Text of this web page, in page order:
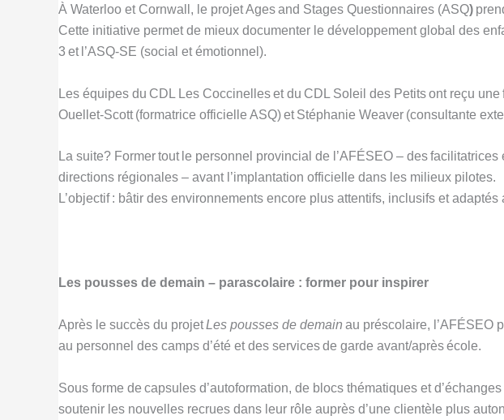
À Waterloo et Cornwall, le projet Ages and Stages Questionnaires (ASQ)
Cette initiative permet de mieux documenter le développement global des
3 et l’ASQ-SE (social et émotionnel).
Les équipes du CDL Les Coccinelles et du CDL Soleil des Petits ont reçu
Ouellet-Scott (formatrice officielle ASQ) et Stéphanie Weaver (consultante
La suite? Former tout le personnel provincial de l’AFÉSEO – des
directions régionales – avant l’implantation officielle dans les milieux pilotes.
L’objectif : bâtir des environnements encore plus attentifs, inclusifs et
Les pousses de demain – parascolaire : former pour inspirer
Après le succès du projetLes pousses de demain au préscolaire, l’AFÉSEO
au personnel des camps d’été et des services de garde avant/après école.
Sous forme de capsules d’autoformation, de blocs thématiques et
soutenir les nouvelles recrues dans leur rôle auprès d’une clientèle plus